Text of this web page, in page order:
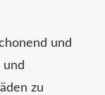
und
und
zu